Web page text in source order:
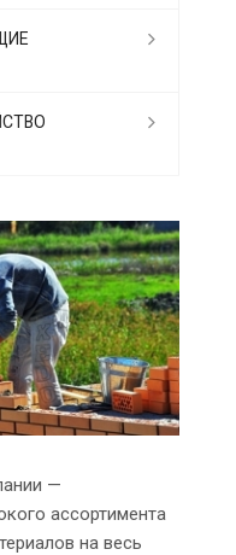
—
ассортимента
на весь